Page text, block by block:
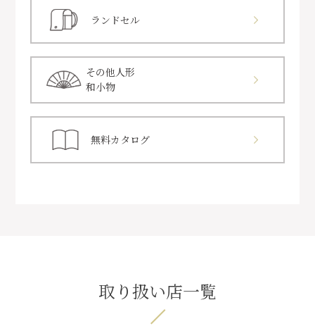
ランドセル
その他人形
和小物
無料カタログ
取り扱い店一覧